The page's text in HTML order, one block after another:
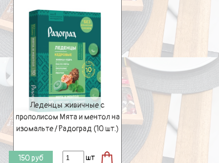
Леденцы живичные с
прополисом Мята и ментол на
изомальте / Радоград (10 шт.)
150 руб шт